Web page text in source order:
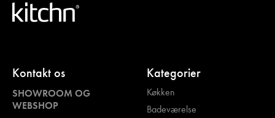
Kontakt os
SHOWROOM OG
WEBSHOP
Kategorier
Køkken
Badeværelse